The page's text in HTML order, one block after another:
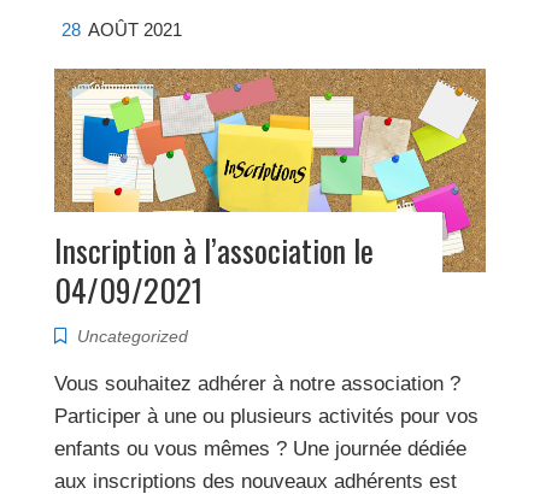
28 AOÛT 2021
Inscription à l’association le
04/09/2021
Uncategorized
Vous souhaitez adhérer à notre association ?
Participer à une ou plusieurs activités pour vos
enfants ou vous mêmes ? Une journée dédiée
aux inscriptions des nouveaux adhérents est